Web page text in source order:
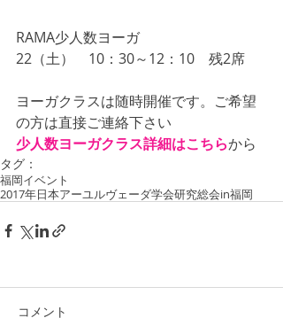
RAMA少人数ヨーガ
22（土）　10：30～12：10　残2席
ヨーガクラスは随時開催です。ご希望
の方は直接ご連絡下さい
少人数ヨーガクラス詳細はこちらから
タグ：
福岡イベント
2017年日本アーユルヴェーダ学会研究総会in福岡
コメント